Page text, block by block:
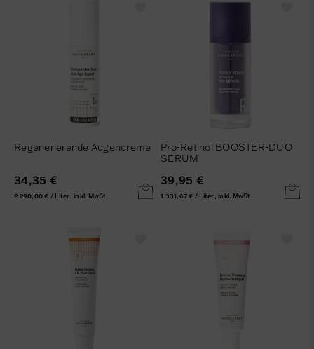
Regenerierende Augencreme
34,35 €
2.290,00 € / Liter, inkl. MwSt.
Pro-Retinol BOOSTER-DUO
SERUM
39,95 €
1.331,67 € / Liter, inkl. MwSt.